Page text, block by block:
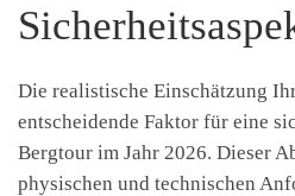
Die realistische Einschätzung
entscheidende Faktor für eine
Bergtour im Jahr 2026. Dieser
physischen und technischen